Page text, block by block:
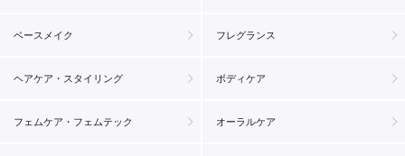
ベースメイク フレグランス
ヘアケア・スタイリング ボディケア
フェムケア・フェムテック オーラルケア